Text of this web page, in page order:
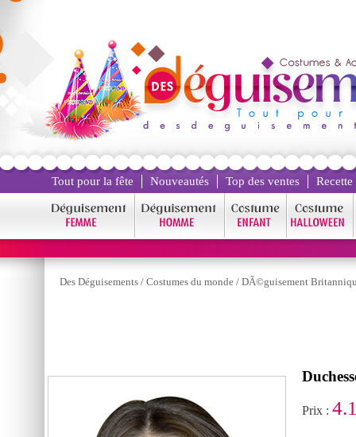
Tout pour la fête Nouveautés Top des ventes
Des Déguisements / Costumes du monde / DÃ©guisement
Prix :